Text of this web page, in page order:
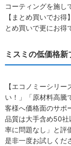
コーティングを施し
【まとめ買いでお
とめ買いで更にお得
ミスミの低価格新
【エコノミーシリ
い！」「原材料高騰
客様へ価格面のサポ
品質は大手含め50社
率に問題なし」と評
是非一度お試しくだ